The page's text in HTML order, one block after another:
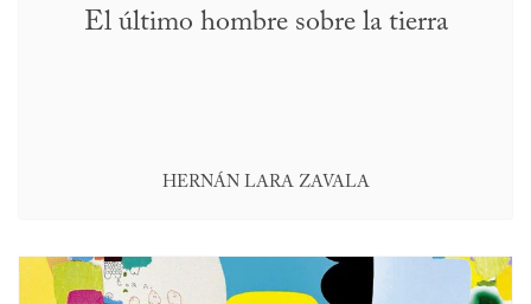
El último hombre sobre la tierra
HERNÁN LARA ZAVALA